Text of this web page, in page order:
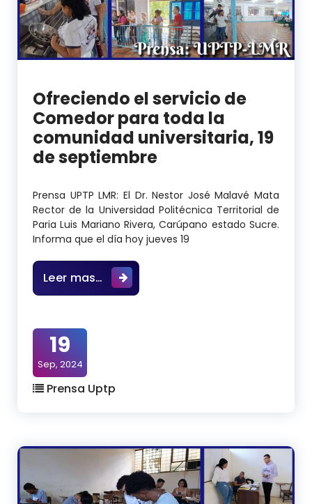
Ofreciendo el servicio de
Comedor para toda la
comunidad universitaria, 19
de septiembre
Prensa UPTP LMR: El Dr. Nestor José Malavé Mata
Rector de la Universidad Politécnica Territorial de
Paria Luis Mariano Rivera, Carúpano estado Sucre.
Informa que el día hoy jueves 19
Leer mas… Ofreciendo el servicio de
19
Sep, 2024
Prensa Uptp